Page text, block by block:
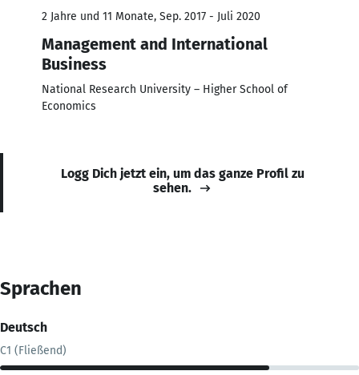
2 Jahre und 11 Monate, Sep. 2017 - Juli 2020
Management and International
Business
National Research University – Higher School of
Economics
Logg Dich jetzt ein, um das ganze Profil zu
sehen.
Sprachen
Deutsch
C1 (Fließend)